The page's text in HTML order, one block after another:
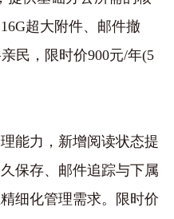
超大附件、邮件撤
民，限时价‌900元/年‌(5
能力，新增‌阅读状态提
保存、邮件追踪与下属
细化管理需求。限时价‌